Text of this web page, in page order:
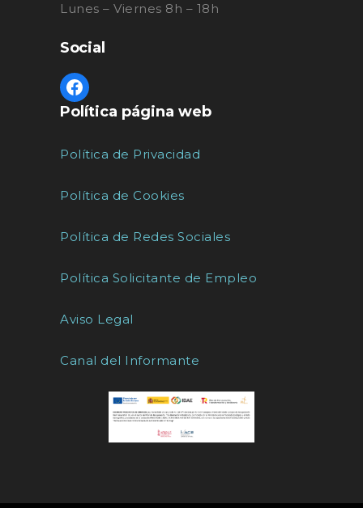
Lunes – Viernes 8h – 18h
Social
Política página web
Política de Privacidad
Política de Cookies
Política de Redes Sociales
Política Solicitante de Empleo
Aviso Legal
Canal del Informante